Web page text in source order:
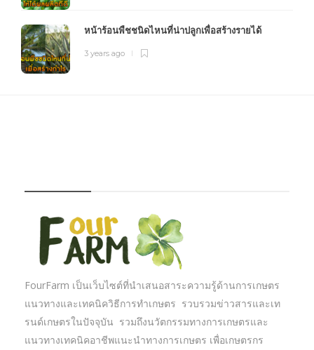
หน้าร้อนพืชชนิดไหนที่น่าปลูกเพื่อสร้างรายได้
3 years ago
FourFarm เป็นเว็บไซต์ที่นำเสนอสาระความรู้ด้านการเกษตร
แนวทางและเทคนิควิธีการทำเกษตร รวบรวมข่าวสารและเท
รนด์เกษตรในปัจจุบัน รวมถึงนวัตกรรมทางการเกษตรและ
แนวทางเทคนิคอาชีพแนะนำทางการเกษตร เพื่อเกษตรกร